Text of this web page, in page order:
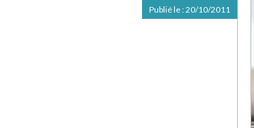
Publié le :20/10/2011